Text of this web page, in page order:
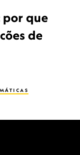
por que
de